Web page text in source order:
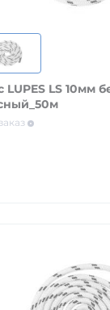
LUPES LS 10мм